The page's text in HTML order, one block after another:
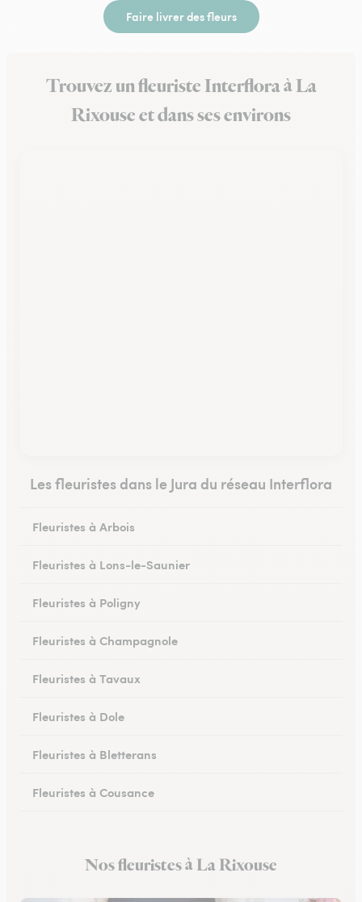
Faire livrer des fleurs
Trouvez un fleuriste Interflora à La
Rixouse et dans ses environs
Les fleuristes dans le Jura du réseau Interflora
Fleuristes à Arbois
Fleuristes à Lons-le-Saunier
Fleuristes à Poligny
Fleuristes à Champagnole
Fleuristes à Tavaux
Fleuristes à Dole
Fleuristes à Bletterans
Fleuristes à Cousance
Fleuristes à Moirans-en-Montagne
Nos fleuristes à La Rixouse